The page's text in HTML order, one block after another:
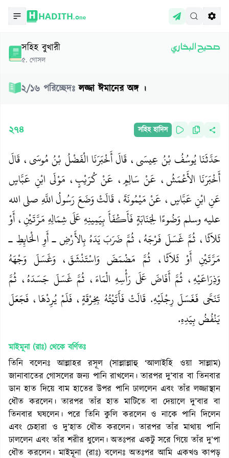
HADITH.One
সহিহ বুখারী
৫. গোসল
صحيح البخاري
২/১৬ পরিচ্ছেদঃ লজ্জা ঈমানের অঙ্গ ।
২৭৪ সহিহ হাদিস
حَدَّثَنَا يُوسُفُ بْنُ عِيسَى، قَالَ أَخْبَرَنَا الْفَضْلُ بْنُ مُوسَى، قَالَ
أَخْبَرَنَا الأَعْمَشُ، عَنْ سَالِمٍ، عَنْ كُرَيْبٍ، مَوْلَى ابْنِ عَبَّاسٍ
عَنِ ابْنِ عَبَّاسٍ، عَنْ مَيْمُونَةَ، قَالَتْ وَضَعَ رَسُولُ اللَّهِ صلى الله
عليه وسلم وَضُوءًا لِجَنَابَةٍ فَأَكْفَأَ بِيَمِينِهِ عَلَى شِمَالِهِ مَرَّتَيْنِ، أَوْ
ثَلاَثًا، ثُمَّ غَسَلَ فَرْجَهُ، ثُمَّ ضَرَبَ يَدَهُ بِالأَرْضِ ـ أَوِ الْحَائِطِ ـ
مَرَّتَيْنِ أَوْ ثَلاَثًا، ثُمَّ مَضْمَضَ وَاسْتَنْشَقَ، وَغَسَلَ وَجْهَهُ
وَذِرَاعَيْهِ، ثُمَّ أَفَاضَ عَلَى رَأْسِهِ الْمَاءَ، ثُمَّ غَسَلَ جَسَدَهُ، ثُمَّ
تَنَحَّى فَغَسَلَ رِجْلَيْهِ‏.‏ قَالَتْ فَأَتَيْتُهُ بِخِرْقَةٍ، فَلَمْ يُرِدْهَا، فَجَعَلَ
يَنْفُضُ بِيَدِهِ‏.‏
মাইমূনা (রাঃ) থেকে বর্ণিতঃ
তিনি বলেনঃ আল্লাহর রসূল (সাল্লাল্লাহু ‘আলাইহি ওয়া সাল্লাম)
জানাবাতের গোসলের জন্য পানি রাখলেন। তারপর দু’বার বা তিনবার
ডান হাত দিয়ে বাম হাতের উপর পানি ঢাললেন এবং তাঁর লজ্জাস্থান
ধৌত করলেন। তারপর তাঁর হাত মাটিতে বা দেয়ালে দু’বার বা
তিনবার ঘষলেন। পরে তিনি কুলি করলেন ও নাকে পানি দিলেন
এবং চেহারা ও দু’হাত ধৌত করলেন। তারপর তাঁর মাথায় পানি
ঢাললেন এবং তাঁর শরীর ধুলেন। অতঃপর একটু সরে গিয়ে তাঁর দু’পা
ধৌত করলেন। মাইমূনা (রাঃ) বলেনঃ অতঃপর আমি একখণ্ড কাপড়